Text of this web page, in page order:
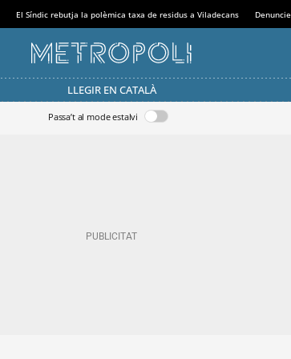
El Síndic rebutja la polèmica taxa de residus a Viladecans
LLEGIR EN CATALÀ
Passa’t al mode estalvi